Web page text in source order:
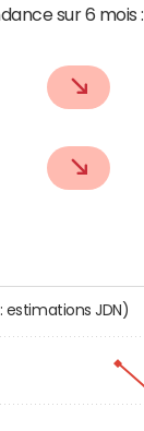
sur 6 mois :
estimations JDN)